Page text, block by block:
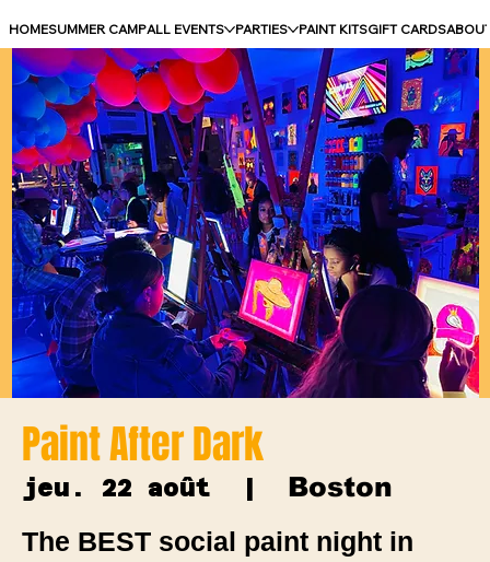
HOMESUMMER CAMPALL EVENTS PARTIES PAINT KITSGIFT CARDS
Paint After Dark
jeu. 22 août
  |
Boston
The BEST social paint night in